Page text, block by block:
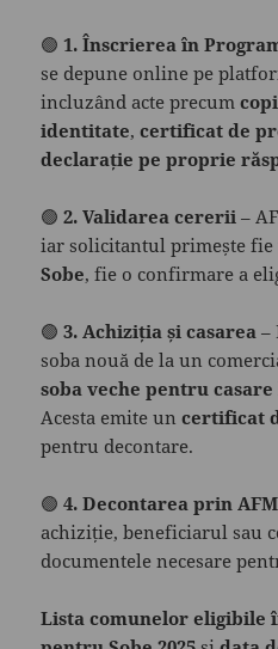
🟢1. Înscrierea în
se depune online pe
incluzând acte precum
identitate,certificat de
declarație pe proprie
🟢2. Validarea cererii –
iar solicitantul primește
Sobe, fie o confirmare a
🟢3. Achiziția și casarea –
soba nouă de la un
soba veche pentru casare
Acesta emite uncertificat
pentru decontare.
🟢4. Decontarea prin
achiziție, beneficiarul sau
documentele necesare
Lista comunelor eligibile